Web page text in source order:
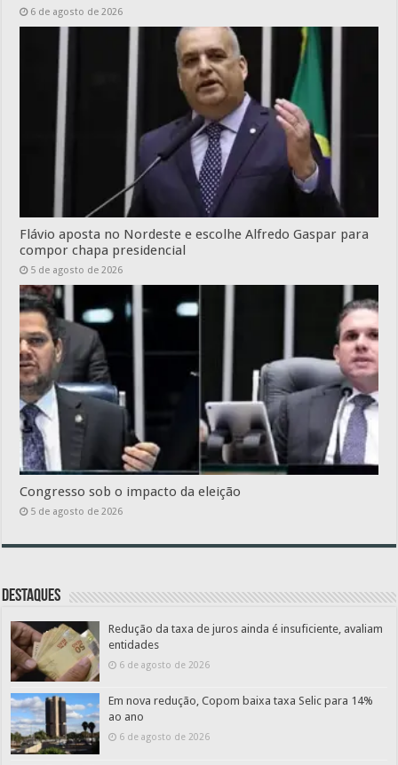
6 de agosto de 2026
Flávio aposta no Nordeste e escolhe Alfredo Gaspar para
compor chapa presidencial
5 de agosto de 2026
Congresso sob o impacto da eleição
5 de agosto de 2026
Destaques
Redução da taxa de juros ainda é insuficiente, avaliam
entidades
6 de agosto de 2026
Em nova redução, Copom baixa taxa Selic para 14%
ao ano
6 de agosto de 2026